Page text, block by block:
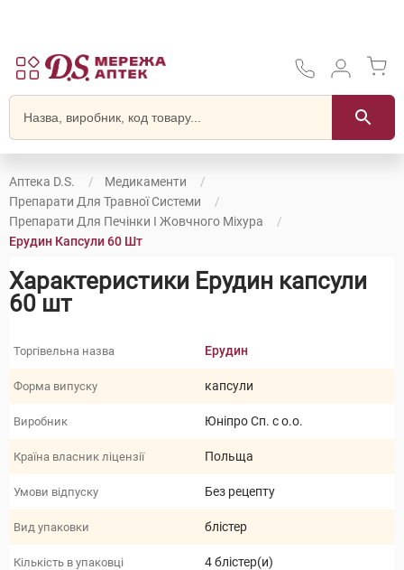
Аптека D.S.
Медикаменти
Препарати Для Травної Системи
Препарати Для Печінки І Жовчного Міхура
Ерудин Капсули 60 Шт
Характеристики Ерудин капсули
60 шт
Торгівельна назва Ерудин
Форма випуску капсули
Виробник Юніпро Сп. с о.о.
Країна власник ліцензії Польща
Умови відпуску Без рецепту
Вид упаковки блістер
Кількість в упаковці 4 блістер(и)